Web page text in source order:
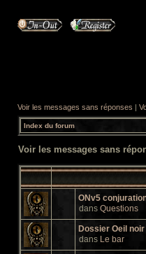
Voir les messages sans réponses |
Index du forum
Voir les messages sans
ONv5
dans Questions
Dossier Oeil
dans Le bar